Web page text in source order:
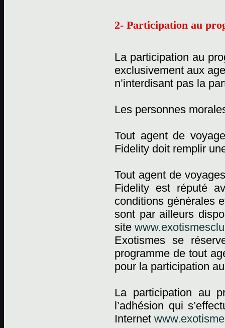
2- Participation au
La participation au
exclusivement aux
n’interdisant pas la
Les personnes
Tout agent de
Fidelity doit remplir
Tout agent de
Fidelity est réputé
conditions générales
sont par ailleurs
site
Exotismes se
programme de tout
pour la participation
La participation au
l’adhésion qui
Internet